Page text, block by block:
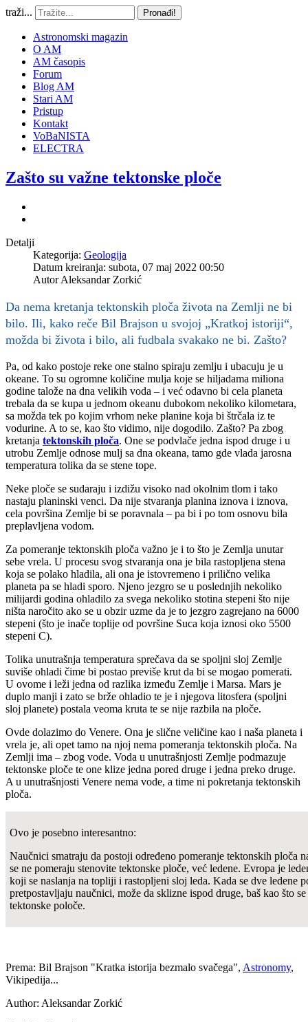
traži... Pronađi!
Astronomski magazin
O AM
AM časopis
Forum
Blog AM
Stari AM
Pristup
Kontakt
VoBaNISTA
ELECTRA
Zašto su važne tektonske ploče
Detalji
Kategorija: Geologija
Datum kreiranja: subota, 07 maj 2022 00:50
AutorAleksandar Zorkić
Da nema kretanja tektonskih ploča života na Zemlji ne bi
bilo. Ili, kako reče Bil Brajson u svojoj „Kratkoj istoriji“,
možda bi života i bilo, ali fudbala svakako ne bi. Zašto?
Pa, od kako postoje reke one stalno spiraju zemlju i ubacuju je u
okeane. To su ogromne količine mulja koje se hiljadama miliona
godine talože na dna velikih voda – i već odavno bi cela planeta
trebala da se kupa u jednom okeanu dubokom nekoliko kilometara,
sa možda tek po kojim vrhom neke planine koja bi štrčala iz te
vodurine. A to se, kao što vidimo, nije dogodilo. Zašto? Pa zbog
kretanja tektonskih ploča. One se podvlače jedna ispod druge i u
utrobu Zemlje odnose mulj sa dna okeana, tamo gde vlada jarosna
temperatura tolika da se stene tope.
Neke ploče se sudaraju i izdižu visoko nad okolnim tlom i tako
nastaju planinski venci. Da nije stvaranja planina iznova i iznova,
cela površina Zemlje bi se poravnala – pa bi i po tom osnovu bila
preplavljena vodom.
Za pomeranje tektonskih ploča važno je i to što je Zemlja unutar
sebe vrela. U procesu svog stvaranja ona je bila rastopljena stena
koja se polako hladila, ali ona je istovremeno i prilično velika
planeta pa se hladi sporo. Njeno jezgro se u poslednjih nekoliko
milijardi godina ohladilo za svega nekoliko stotina stepeni što nije
ništa naročito ako se u obzir uzme da je to jezgro zagrejano na 6000
stepeni (što je inače toplije od površine Suca koja iznosi oko 5500
stepeni C).
Tolika unutrašnja temperatura sprečava da se spoljni sloj Zemlje
suviše ohladi čime bi postao previše krut da bi se mogao pomerati.
U ovome i leži jedna od razlika između Zemlje i Marsa. Mars je
duplo manji i zato se brže ohladio te je i njegova litosfera (spoljni
sloj planete) postala veoma kruta te se nije razbila na ploče.
Ovde dolazimo do Venere. Ona je slične veličine kao i naša planeta i
vrela je, ali opet tamo na njoj nema pomeranja tektonskih ploča. Na
Zemlji ima – zbog vode. Voda u unutrašnjosti Zemlje podmazuje
tektonske ploče te one klize jedna pored druge i jedna preko druge.
A u unutrašnjosti Venere nema vode, a time ni pokretanja tektonskih
ploča.
Ovo je posebno interesantno:
Naučnici smatraju da postoji određeno pomeranje tektonskih ploča
se ne pomeraju stenovite tektonske ploče, već ledene. Evropa je
koji se naslanja na topliji i rastopljeni sloj leda. Kada se dve ledene
pretpostavljaju naučnici, može da sklizne ispod druge, baš kao što
tektonske poloče.
Prema: Bil Brajson "Kratka istorija bezmalo svačega", Astronomy,
Vikipedija...
Author: Aleksandar Zorkić